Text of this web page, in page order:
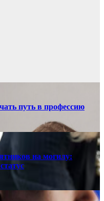
путь в профессию
на могилу: